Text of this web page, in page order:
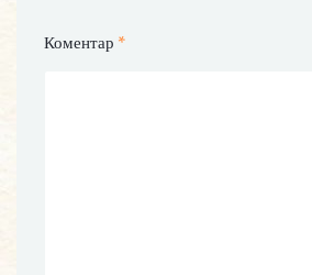
Коментар *